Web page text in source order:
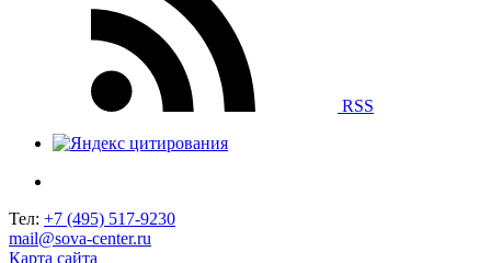
RSS
Тел: +7 (495) 517-9230
mail@sova-center.ru
Карта сайта